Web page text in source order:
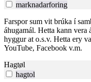
marknadarforing
Farspor sum vit brúka í
áhugamál. Hetta kann vera
hyggur at o.s.v. Hetta ery
YouTube, Facebook v.m.
Hagtøl
hagtol